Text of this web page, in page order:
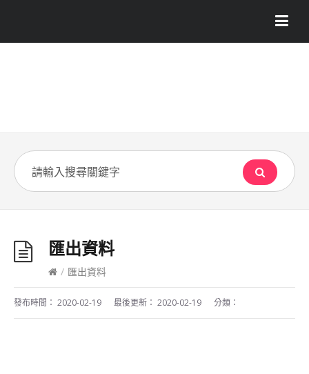
匯出資料
/ 匯出資料
發布時間： 2020-02-19 最後更新： 2020-02-19 分類：